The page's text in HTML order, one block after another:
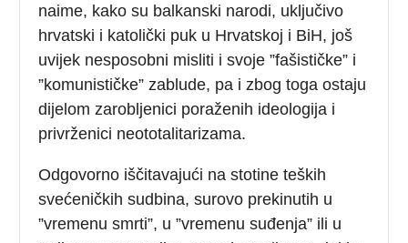
naime, kako su balkanski narodi, uključivo
hrvatski i katolički puk u Hrvatskoj i BiH, još
uvijek nesposobni misliti i svoje ”fašističke” i
”komunističke” zablude, pa i zbog toga ostaju
dijelom zarobljenici poraženih ideologija i
privrženici neototalitarizama.
Odgovorno iščitavajući na stotine teških
svećeničkih sudbina, surovo prekinutih u
”vremenu smrti”, u ”vremenu suđenja” ili u